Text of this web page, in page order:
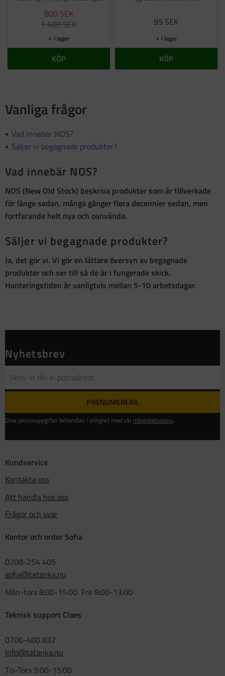
800 SEK
1 400SEK
I lager
KÖP
95 SEK
I lager
KÖP
Vanliga frågor
Vad innebär NOS?
Säljer vi begagnade produkter?
Vad innebär NOS?
NOS (New Old Stock) beskriva produkter som ärtillverkade
för länge sedan, många gånger flera decennier sedan, men
fortfarande helt nya och oanvända.
Säljer vi begagnade produkter?
Ja, det gör vi. Vi gör en lättare översyn av begagnade
produkter och ser till så de är i fungerade skick.
Hanteringstiden är vanligtvis mellan 5-10 arbetsdagar.
Nyhetsbrev
PRENUMERERA
Dina personuppgifter behandlas i enlighet med vår integritetspolicy.
Kundservice
Kontakta oss
Att handla hos oss
Frågor och svar
Kontor och order Sofia
0708-254 405
sofia@tatanka.nu
Mån-tors 8:00-15:00 Fre 8:00-13:00
Teknisk support Claes
0706-400 832
info@tatanka.nu
Tis-Tors 9:00-15:00